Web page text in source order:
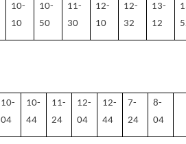
10-
10
10-
50
11-
30
12-
10
12-
32
13-
12
10-
04
10-
44
11-
24
12-
04
12-
44
7-
24
8-
04